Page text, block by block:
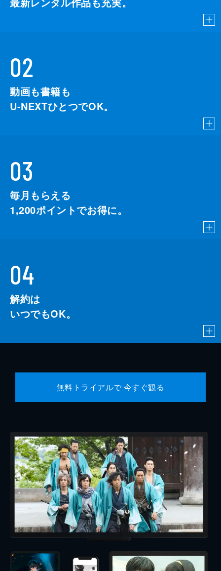
02
動画も書籍も
U-NEXTひとつでOK。
03
毎月もらえる
1,200ポイントでお得に。
04
解約は
いつでもOK。
無料トライアルで 今すぐ観る